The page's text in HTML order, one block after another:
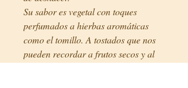
Su sabor es vegetal con toques
perfumados a hierbas aromáticas
como el tomillo. A tostados que nos
pueden recordar a frutos secos y al